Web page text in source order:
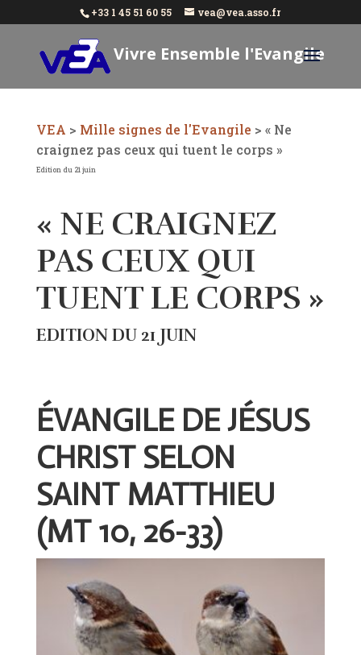
+33 1 45 51 60 55 vea@vea.asso.fr
Vivre Ensemble l'Evangile
VEA > Mille signes de l'Evangile > « Ne
craignez pas ceux qui tuent le corps »
Edition du 21 juin
« NE CRAIGNEZ
PAS CEUX QUI
TUENT LE CORPS »
EDITION DU 21 JUIN
ÉVANGILE DE JÉSUS
CHRIST SELON
SAINT MATTHIEU
(MT 10, 26-33)